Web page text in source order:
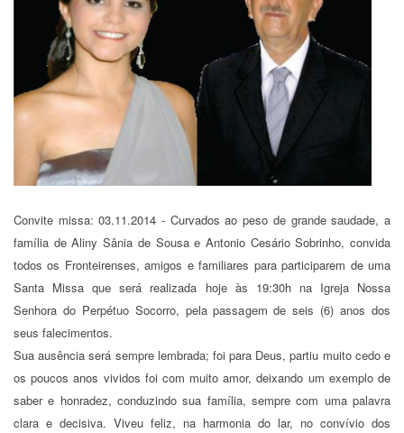
Convite missa: 03.11.2014 - Curvados ao peso de grande saudade, a
família de Aliny Sânia de Sousa e Antonio Cesário Sobrinho, convida
todos os Fronteirenses, amigos e familiares para participarem de uma
Santa Missa que será realizada hoje às 19:30h na Igreja Nossa
Senhora do Perpétuo Socorro, pela passagem de seis (6) anos dos
seus falecimentos.
Sua ausência será sempre lembrada; foi para Deus, partiu muito cedo e
os poucos anos vividos foi com muito amor, deixando um exemplo de
saber e honradez, conduzindo sua família, sempre com uma palavra
clara e decisiva. Viveu feliz, na harmonia do lar, no convívio dos